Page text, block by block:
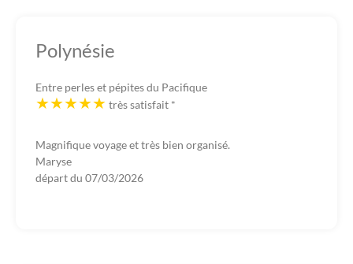
Polynésie
Entre perles et pépites du Pacifique
très satisfait *
Magnifique voyage et très bien organisé.
Maryse
départ du 07/03/2026